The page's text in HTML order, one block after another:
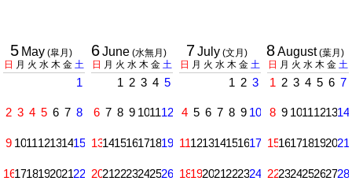
5 May (皐月)
日 月 火 水 木 金 土
1
2 3 4 5 6 7 8
9 101112131415
16171819202122
6June (水無月)
日 月 火 水 木 金 土
1 2 3 4 5
6 7 8 9 101112
13141516171819
20212223242526
7July (文月)
日 月 火 水 木 金 土
1 2 3
4 5 6 7 8 9 10
11121314151617
18192021222324
8 August (葉月)
日 月 火 水 木 金 土
1 2 3 4 5 6 7
8 9 1011121314
15161718192021
22232425262728